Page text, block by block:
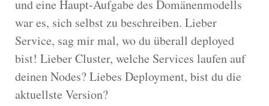
und eine Haupt-Aufgabe des Domänenmodells
war es, sich selbst zu beschreiben. Lieber
Service, sag mir mal, wo du überall deployed
bist! Lieber Cluster, welche Services laufen auf
deinen Nodes? Liebes Deployment, bist du die
aktuellste Version?